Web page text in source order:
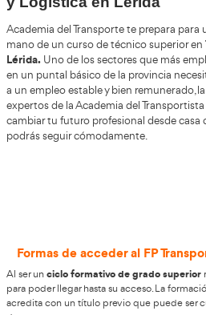
Alumnos Formados
100%
Inserción Laboral
Grado Superior de
y Logística en Lérida